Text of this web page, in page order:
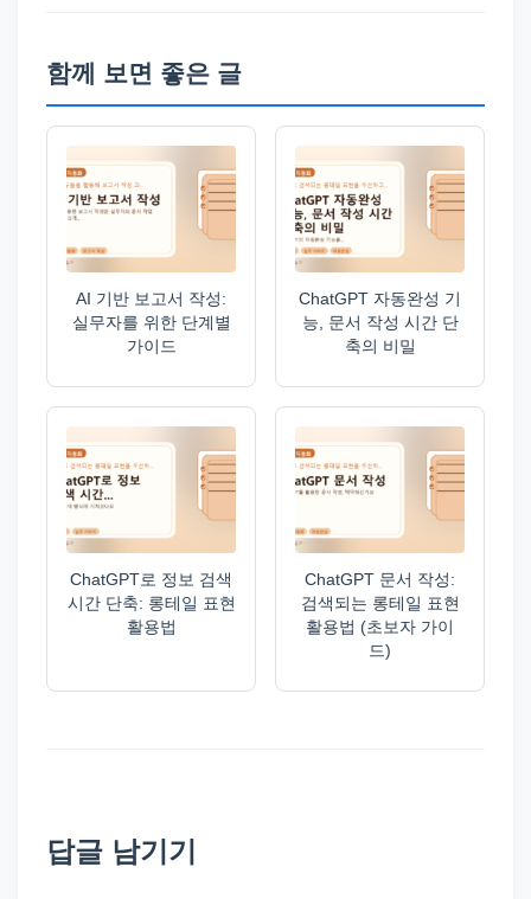
함께 보면 좋은 글
AI 기반 보고서 작성:
실무자를 위한 단계별
가이드
ChatGPT 자동완성 기
능, 문서 작성 시간 단
축의 비밀
ChatGPT로 정보 검색
시간 단축: 롱테일 표현
활용법
ChatGPT 문서 작성:
검색되는 롱테일 표현
활용법 (초보자 가이
드)
답글 남기기